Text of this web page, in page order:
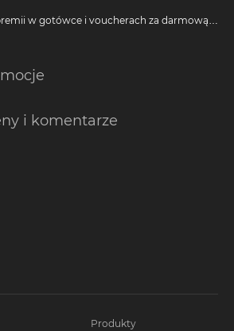
premii w gotówce i voucherach za darmową
i komentarze
Produkty